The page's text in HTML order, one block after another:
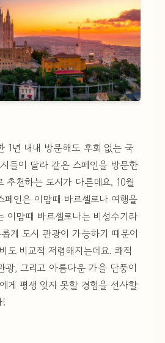
1년 내내 방문해도 후회 없는 국
들이 달라 같은 스페인을 방문한
추천하는 도시가 다른데요. 10월
인은 이맘때 바르셀로나 여행을
이맘때 바르셀로나는 비성수기라
게 도시 관광이 가능하기 때문이
도 비교적 저렴해지는데요. 쾌적
광, 그리고 아름다운 가을 단풍이
게 평생 잊지 못할 경험을 선사할
!